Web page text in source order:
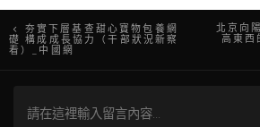
文
章
導
夯實下層基查甜心寶物包養網
礎 構成成長協力（干部狀況新察
看）_中國網
北京向
高東西